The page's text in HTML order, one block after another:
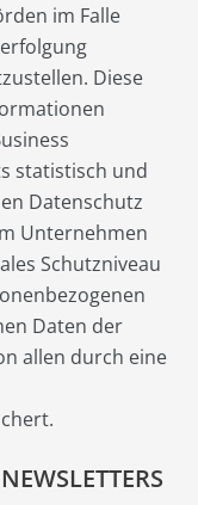
im Falle
Diese
statistisch und
Datenschutz
Unternehmen
Schutzniveau
Daten der
allen durch eine